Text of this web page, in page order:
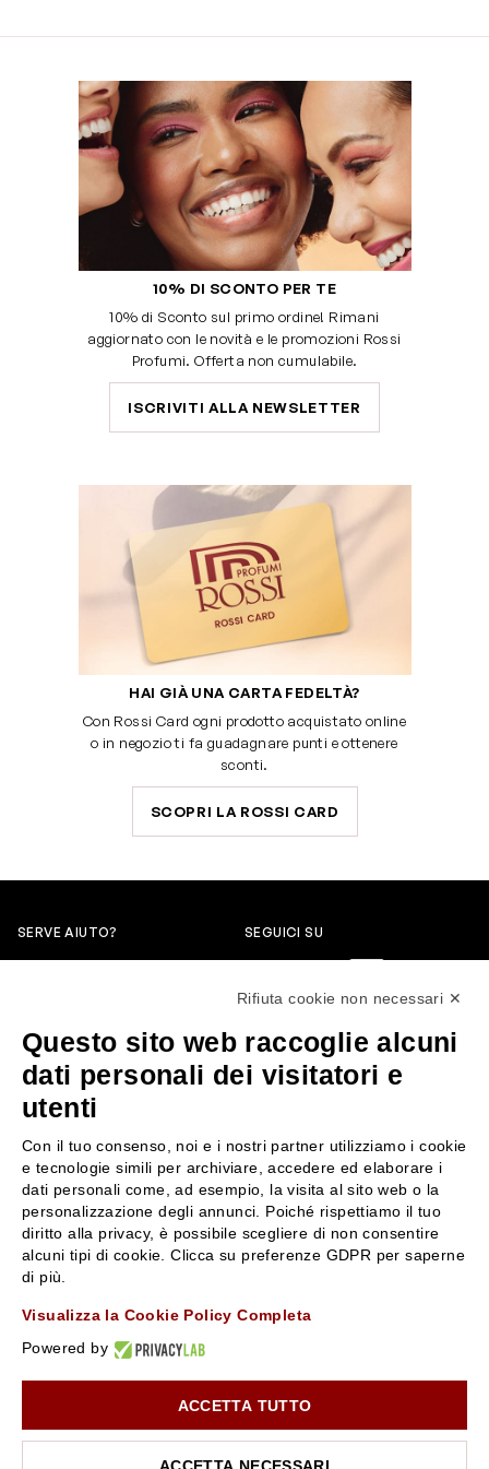
10% DI SCONTO PER TE
10% di Sconto sul primo ordine! Rimani
aggiornato con le novità e le promozioni Rossi
Profumi. Offerta non cumulabile.
ISCRIVITI ALLA NEWSLETTER
HAI GIÀ UNA CARTA FEDELTÀ?
Con Rossi Card ogni prodotto acquistato online
o in negozio ti fa guadagnare punti e ottenere
sconti.
SCOPRI LA ROSSI CARD
SERVE AIUTO?
servizioclienti@rossiprofumi.it
SEGUICI SU
SERVIZIO CLIENTI
Resi e rimborsi
Pagamenti
Spedizione
Condizioni generali di vendita
Privacy Policy
Chi siamo
Contattaci
Negozi
Attiva la Rossi Card
Lavora con noi
10% di Sconto sul primo ordine!*
Iscriviti alla newsletter e rimani aggiornato con le novità e
le promozioni Rossi Profumi.
Rifiuta cookie non necessari ✕
Questo sito web raccoglie alcuni
dati personali dei visitatori e
utenti
Con il tuo consenso, noi e i nostri partner utilizziamo i cookie
e tecnologie simili per archiviare, accedere ed elaborare i
dati personali come, ad esempio, la visita al sito web o la
personalizzazione degli annunci. Poiché rispettiamo il tuo
diritto alla privacy, è possibile scegliere di non consentire
alcuni tipi di cookie. Clicca su preferenze GDPR per saperne
di più.
Visualizza la Cookie Policy Completa
Powered by
ACCETTA TUTTO
ACCETTA NECESSARI